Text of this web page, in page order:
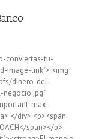
conviertas-tu-
image-link"> <img
dinero-del-
negocio.jpg"
max-
</div> <p><span
span></p>